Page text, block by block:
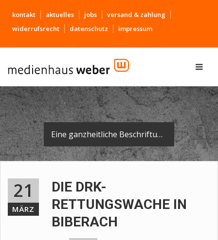
kontakt aktuelles jobs
versand & zahlung
widerrufsrecht
datenschutz impressum
Eine ganzheitliche Beschriftung für das neue DRK-Gebäude in Biberach.
21
MÄRZ
DIE DRK-
RETTUNGSWACHE IN
BIBERACH